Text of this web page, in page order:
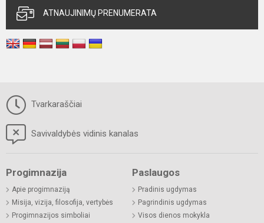
ATNAUJINIMŲ PRENUMERATA
Tvarkaraščiai
Savivaldybės vidinis kanalas
Progimnazija
Apie progimnaziją
Misija, vizija, filosofija, vertybės
Progimnazijos simboliai
Paslaugos
Pradinis ugdymas
Pagrindinis ugdymas
Visos dienos mokykla